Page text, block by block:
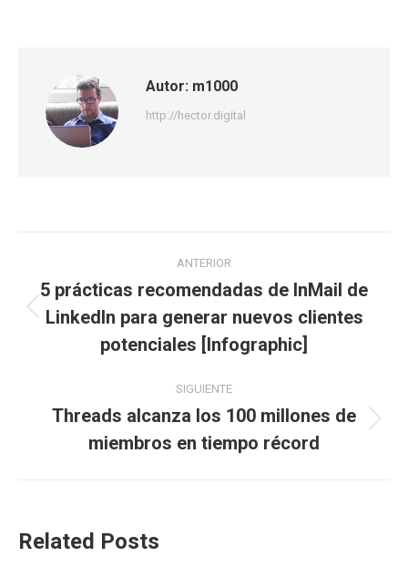
Autor: m1000
http://hector.digital
Navegación
entre
publicaciones
ANTERIOR
Publicación
anterior:
5 prácticas recomendadas de InMail de
LinkedIn para generar nuevos clientes
potenciales [Infographic]
SIGUIENTE
siguiente:
Threads alcanza los 100 millones de
miembros en tiempo récord
Related Posts